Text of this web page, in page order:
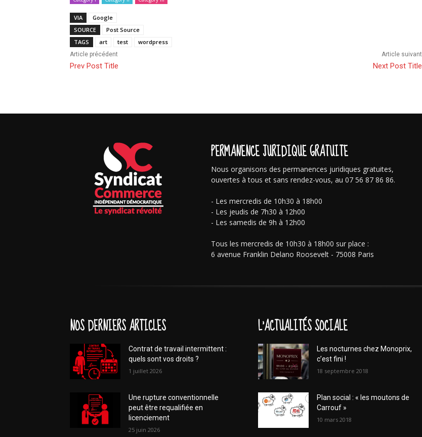
VIA
Google
SOURCE
Post Source
TAGS
art test wordpress
Article précédent
Prev Post Title
Article suivant
Next Post Title
PERMANENCE JURIDIQUE GRATUITE
Nous organisons des permanences juridiques gratuites,
ouvertes à tous et sans rendez-vous, au 07 56 87 86 86.
- Les mercredis de 10h30 à 18h00
- Les jeudis de 7h30 à 12h00
- Les samedis de 9h à 12h00
Tous les mercredis de 10h30 à 18h00 sur place :
6 avenue Franklin Delano Roosevelt - 75008 Paris
NOS DERNIERS ARTICLES
Contrat de travail intermittent :
quels sont vos droits ?
1 juillet 2026
Une rupture conventionnelle
peut être requalifiée en
licenciement
25 juin 2026
L'ACTUALITÉS SOCIALE
Les nocturnes chez Monoprix,
c’est fini !
18 septembre 2018
Plan social : « les moutons de
Carrouf »
10 mars 2018